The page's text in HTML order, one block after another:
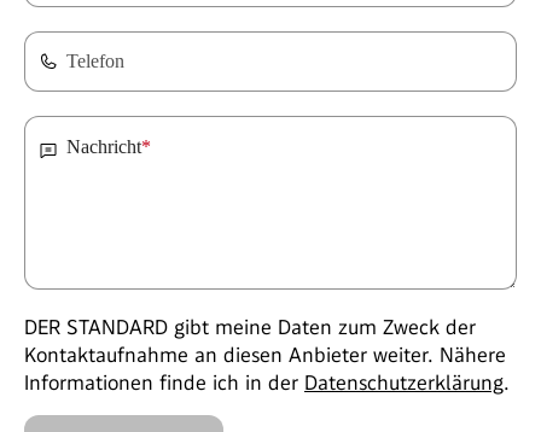
Telefon
Nachricht*
DER STANDARD gibt meine Daten zum Zweck der
Kontaktaufnahme an diesen Anbieter weiter. Nähere
Informationen finde ich in der Datenschutzerklärung.